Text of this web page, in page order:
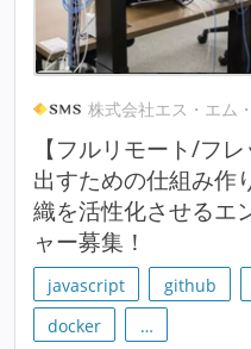
株式会社エス・エム
【フルリモート/フ
出すための仕組み作
織を活性化させるエ
ャー募集！
javascript github
docker
…